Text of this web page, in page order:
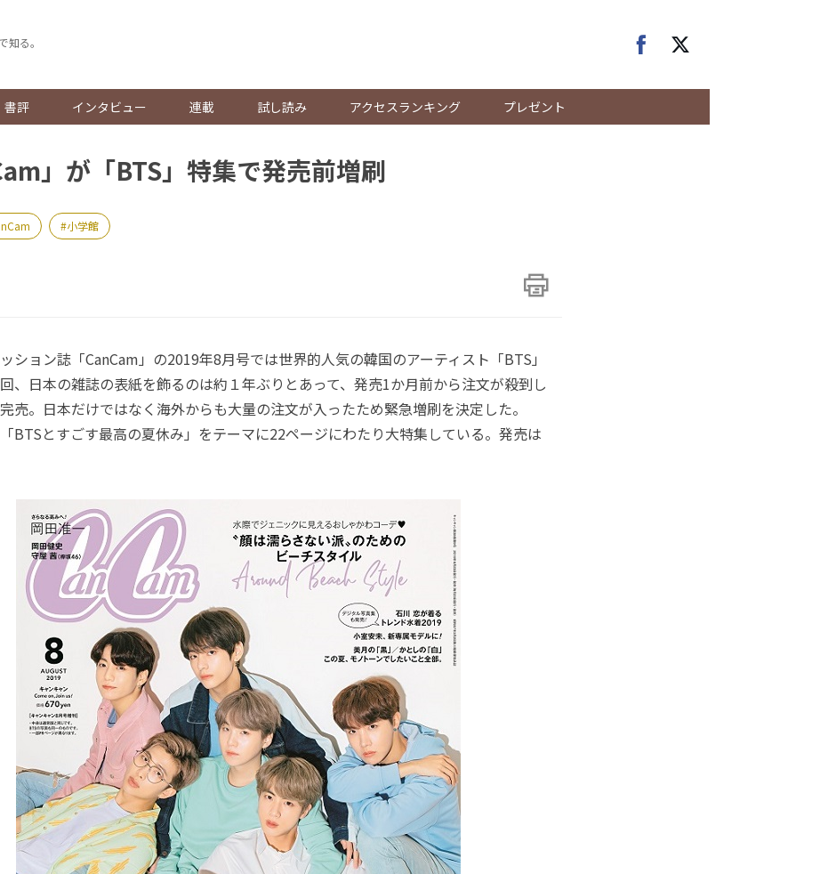
知る。
書評 インタビュー 連載 試し読み アクセスランキング プレゼント
」が「BTS」特集で発売前増刷
小学館
ション誌「CanCam」の2019年8月号では世界的人気の韓国のアーティスト「BTS」
、日本の雑誌の表紙を飾るのは約１年ぶりとあって、発売1か月前から注文が殺到し
売。日本だけではなく海外からも大量の注文が入ったため緊急増刷を決定した。
BTSとすごす最高の夏休み」をテーマに22ページにわたり大特集している。発売は